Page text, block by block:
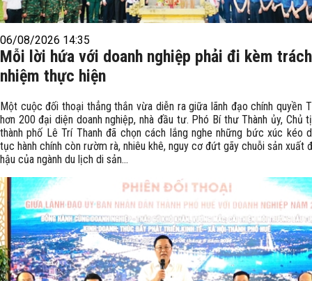
06/08/2026 14:35
Mỗi lời hứa với doanh nghiệp phải đi kèm trách
nhiệm thực hiện
Một cuộc đối thoại thẳng thắn vừa diễn ra giữa lãnh đạo chính quyền
hơn 200 đại diện doanh nghiệp, nhà đầu tư. Phó Bí thư Thành ủy, Chủ
thành phố Lê Trí Thanh đã chọn cách lắng nghe những bức xúc kéo
tục hành chính còn rườm rà, nhiêu khê, nguy cơ đứt gãy chuỗi sản xuất
hậu của ngành du lịch di sản...